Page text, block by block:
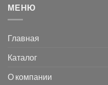
МЕНЮ
Главная
Каталог
О компании